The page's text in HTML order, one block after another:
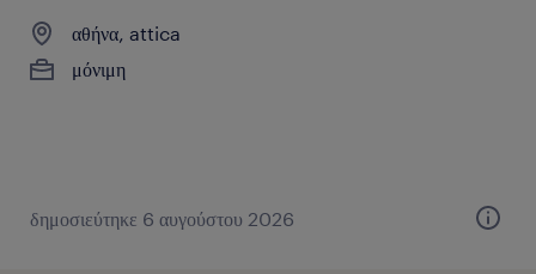
αθήνα, attica
μόνιμη
δημοσιεύτηκε 6 αυγούστου 2026